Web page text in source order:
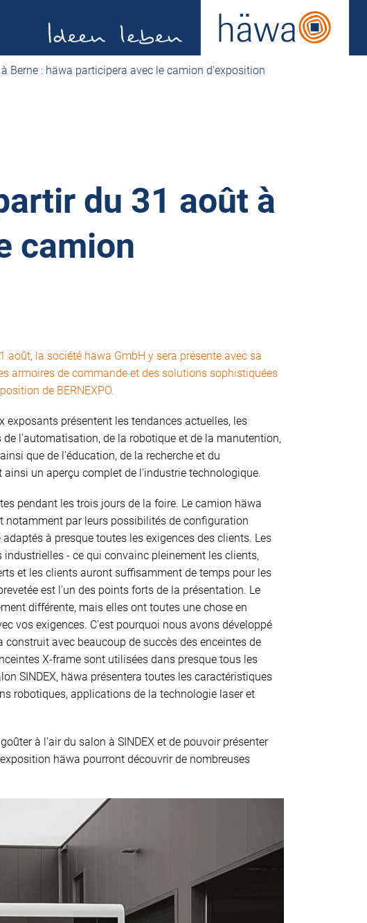
Berne : häwa participera avec le camion d'exposition
du 31 août à
camion
août, la société häwa GmbH y sera présente avec sa
armoires de commande et des solutions sophistiquées
de BERNEXPO.
exposants présentent les tendances actuelles, les
l'automatisation, de la robotique et de la manutention,
que de l'éducation, de la recherche et du
un aperçu complet de l'industrie technologique.
pendant les trois jours de la foire. Le camion häwa
notamment par leurs possibilités de configuration
à presque toutes les exigences des clients. Les
- ce qui convainc pleinement les clients,
et les clients auront suffisamment de temps pour les
est l'un des points forts de la présentation. Le
différente, mais elles ont toutes une chose en
vos exigences. C'est pourquoi nous avons développé
avec beaucoup de succès des enceintes de
X-frame sont utilisées dans presque tous les
SINDEX, häwa présentera toutes les caractéristiques
robotiques, applications de la technologie laser et
à l'air du salon à SINDEX et de pouvoir présenter
häwa pourront découvrir de nombreuses